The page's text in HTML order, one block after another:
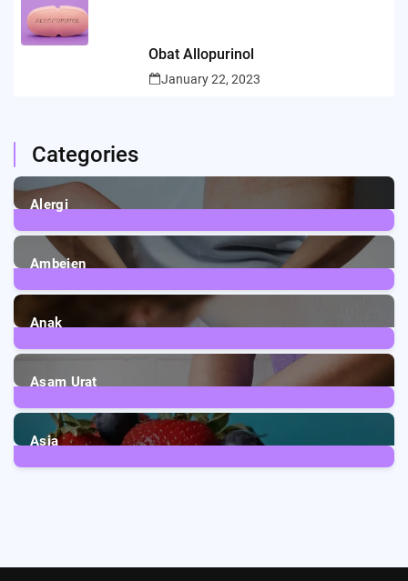
Obat Allopurinol
January 22, 2023
Categories
Alergi
6Posts
Ambeien
1Post
Anak
3Posts
Asam Urat
2Posts
Asia